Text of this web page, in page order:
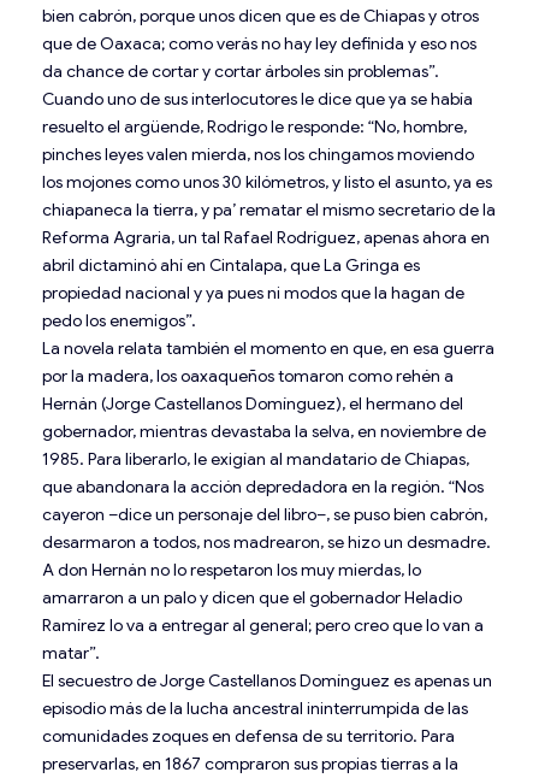
bien cabrón, porque unos dicen que es de Chiapas y otros
que de Oaxaca; como verás no hay ley definida y eso nos
da chance de cortar y cortar árboles sin problemas”.
Cuando uno de sus interlocutores le dice que ya se había
resuelto el argüende, Rodrigo le responde: “No, hombre,
pinches leyes valen mierda, nos los chingamos moviendo
los mojones como unos 30 kilómetros, y listo el asunto, ya es
chiapaneca la tierra, y pa’ rematar el mismo secretario de la
Reforma Agraria, un tal Rafael Rodríguez, apenas ahora en
abril dictaminó ahí en Cintalapa, que La Gringa es
propiedad nacional y ya pues ni modos que la hagan de
pedo los enemigos”.
La novela relata también el momento en que, en esa guerra
por la madera, los oaxaqueños tomaron como rehén a
Hernán (Jorge Castellanos Domínguez), el hermano del
gobernador, mientras devastaba la selva, en noviembre de
1985. Para liberarlo, le exigían al mandatario de Chiapas,
que abandonara la acción depredadora en la región. “Nos
cayeron –dice un personaje del libro–, se puso bien cabrón,
desarmaron a todos, nos madrearon, se hizo un desmadre.
A don Hernán no lo respetaron los muy mierdas, lo
amarraron a un palo y dicen que el gobernador Heladio
Ramírez lo va a entregar al general; pero creo que lo van a
matar”.
El secuestro de Jorge Castellanos Domínguez es apenas un
episodio más de la lucha ancestral ininterrumpida de las
comunidades zoques en defensa de su territorio. Para
preservarlas, en 1867 compraron sus propias tierras a la